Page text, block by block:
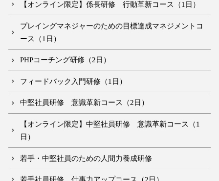
【オンライン限定】係長研修 行動革新コース（1日）
プレイングマネジャーのための目標達成マネジメントコ
ース（1日）
PHPコーチング研修（2日）
フィードバック入門研修（1日）
中堅社員研修 意識革新コース（2日）
【オンライン限定】中堅社員研修 意識革新コース（1
日）
若手・中堅社員のための人間力養成研修